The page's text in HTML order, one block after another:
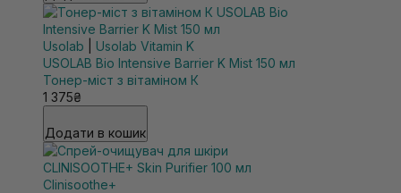
Usolab
Usolab Vitamin K
USOLAB Bio Intensive Barrier K Mist 150 мл
Тонер-міст з вітаміном К
1 375₴
Додати в кошик
Clinisoothe+